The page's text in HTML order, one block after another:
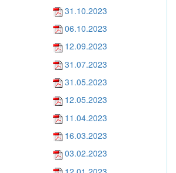
31.10.2023
06.10.2023
12.09.2023
31.07.2023
31.05.2023
12.05.2023
11.04.2023
16.03.2023
03.02.2023